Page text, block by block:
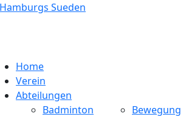
Home
Verein
Abteilungen
Badminton
Bewegung